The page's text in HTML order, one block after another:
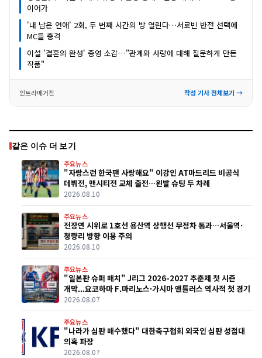
이어가
'내 남은 연애' 2회, 두 번째 시간의 방 열린다…서로빈 반전 선택에
MC들 충격
이설 '결혼의 완성' 종영 소감…"관계와 사랑에 대해 질문하게 만든
작품"
인트라매거진 작성 기사 전체보기 →
같은 이슈 더 보기
주요뉴스
"자랑스런 한국팬 사랑해요" 이강인 AT마드리드 비공식
데뷔전, 맨시티전 교체 출전…왼발 슈팅 두 차례
2026.08.10
주요뉴스
전장연 시위로 1호선 용산역 상행선 무정차 통과…서울역·
청량리 방향 이용 주의
2026.08.10
주요뉴스
"일본판 슈퍼 매치" J리그 2026-2027 추춘제 첫 시즌
개막...요코하마 F.마리노스·가시마 앤틀러스 역사적 첫 경기
2026.08.07
주요뉴스
"나라가 심판 매수했다" 대한축구협회 외국인 심판 성접대
의혹 파장
2026.08.07